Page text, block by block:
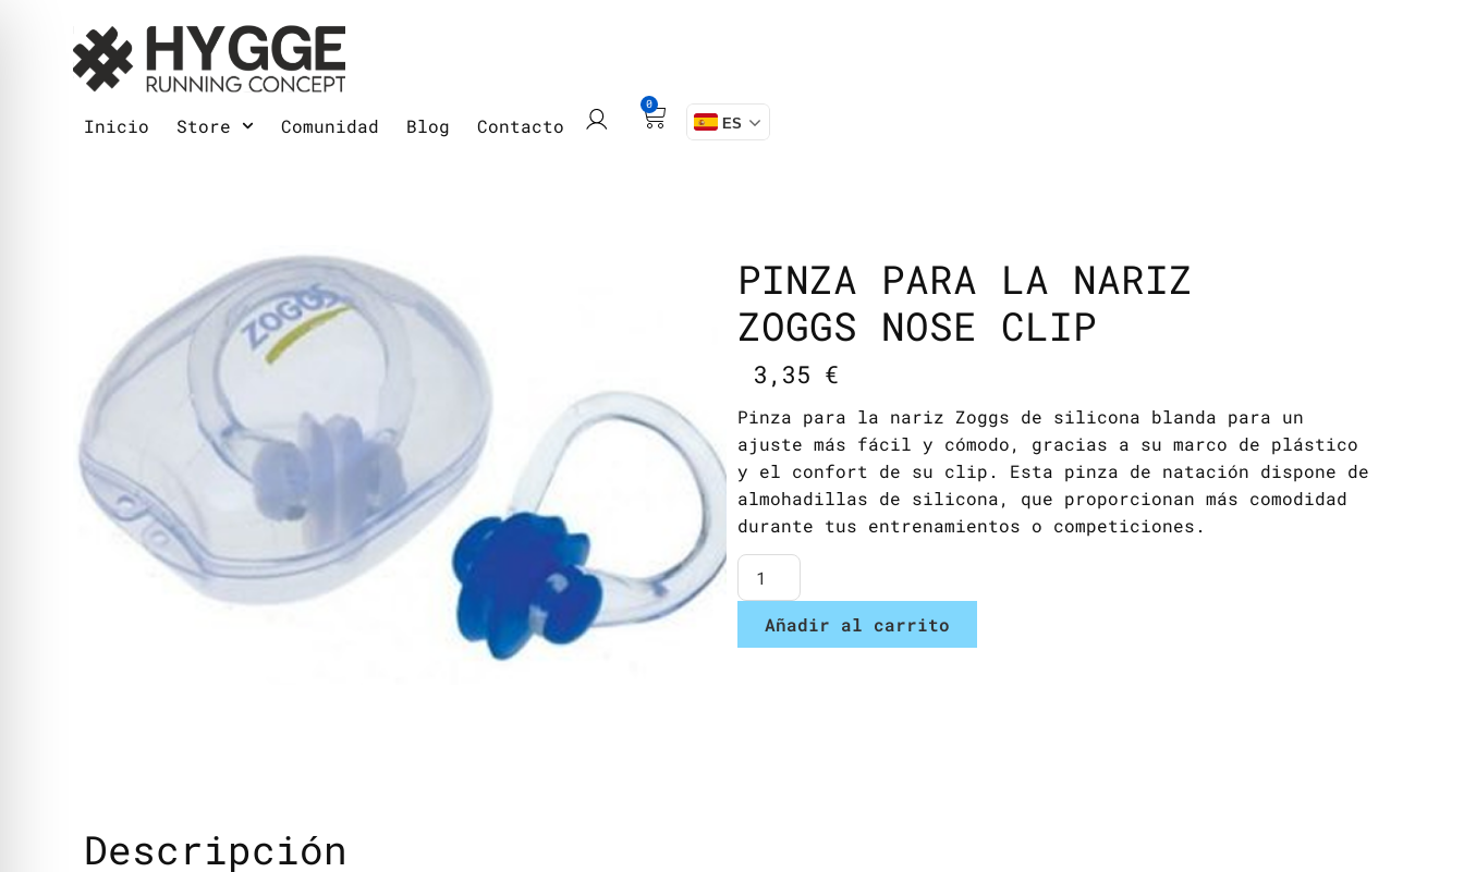
Inicio Store Comunidad Blog Contacto
0
ES
PINZA PARA LA NARIZ
ZOGGS NOSE CLIP
3,35 €
Pinza para la nariz Zoggs de silicona blanda para un
ajuste más fácil y cómodo, gracias a su marco de plástico
y el confort de su clip. Esta pinza de natación dispone de
almohadillas de silicona, que proporcionan más comodidad
durante tus entrenamientos o competiciones.
Añadir al carrito
Descripción